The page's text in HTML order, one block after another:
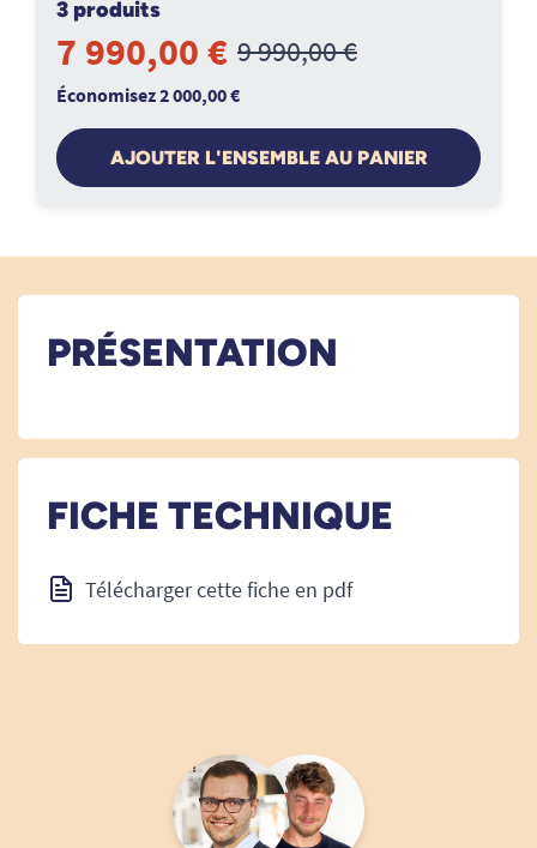
3 produits
7 990,00 € 9 990,00 €
Économisez 2 000,00 €
AJOUTER L'ENSEMBLE AU PANIER
PRÉSENTATION
FICHE TECHNIQUE
Télécharger cette fiche en pdf